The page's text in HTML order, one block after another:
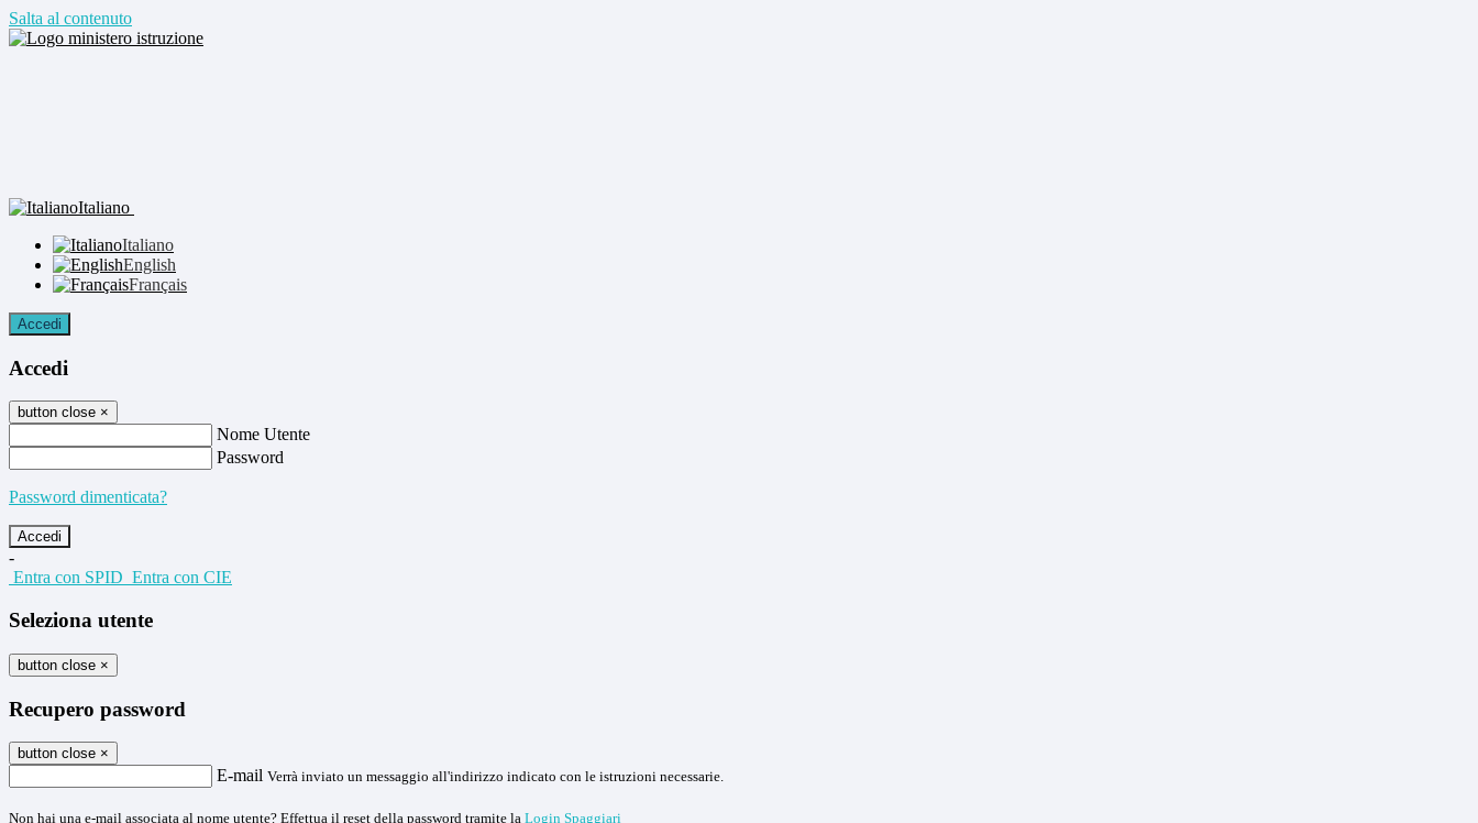
Salta al contenuto
Italiano
Italiano
English
Français
Accedi
Accedi
button close ×
Nome Utente
Password
Password dimenticata?
-
Entra con SPID Entra con CIE
Seleziona utente
button close ×
Recupero password
button close ×
E-mail Verrà inviato un messaggio all'indirizzo indicato con le istruzioni necessarie.
Non hai una e-mail associata al nome utente? Effettua il reset della password tramite la Login Spaggiari